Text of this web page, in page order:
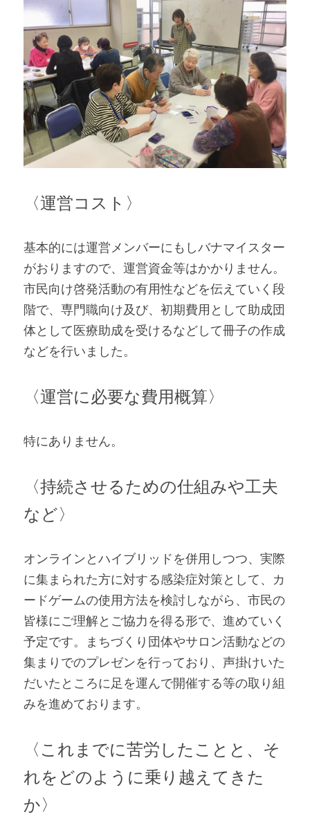
〈運営コスト〉
基本的には運営メンバーにもしバナマイスター
がおりますので、運営資金等はかかりません。
市民向け啓発活動の有用性などを伝えていく段
階で、専門職向け及び、初期費用として助成団
体として医療助成を受けるなどして冊子の作成
などを行いました。
〈運営に必要な費用概算〉
特にありません。
〈持続させるための仕組みや工夫
など〉
オンラインとハイブリッドを併用しつつ、実際
に集まられた方に対する感染症対策として、カ
ードゲームの使用方法を検討しながら、市民の
皆様にご理解とご協力を得る形で、進めていく
予定です。まちづくり団体やサロン活動などの
集まりでのプレゼンを行っており、声掛けいた
だいたところに足を運んで開催する等の取り組
みを進めております。
〈これまでに苦労したことと、そ
れをどのように乗り越えてきた
か〉